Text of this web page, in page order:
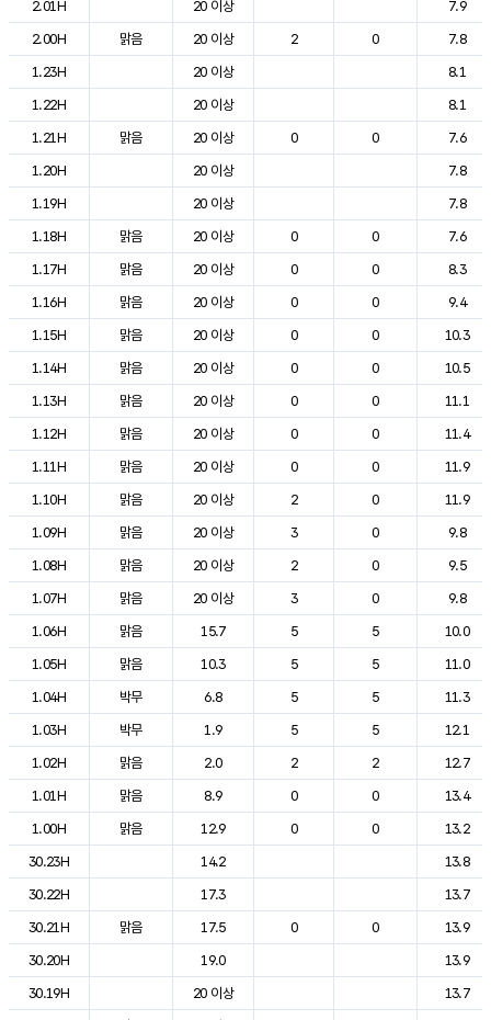
2.01H
20 이상
7.9
2.00H
맑음 20 이상 2 0
7.8
1.23H
20 이상
8.1
1.22H
20 이상
8.1
1.21H
맑음 20 이상 0 0
7.6
1.20H
20 이상
7.8
1.19H
20 이상
7.8
1.18H
맑음 20 이상 0 0
7.6
1.17H
맑음 20 이상 0 0
8.3
1.16H
맑음 20 이상 0 0
9.4
1.15H
맑음 20 이상 0 0
10.3
1.14H
맑음 20 이상 0 0
10.5
1.13H
맑음 20 이상 0 0
11.1
1.12H
맑음 20 이상 0 0
11.4
1.11H
맑음 20 이상 0 0
11.9
1.10H
맑음 20 이상 2 0
11.9
1.09H
맑음 20 이상 3 0
9.8
1.08H
맑음 20 이상 2 0
9.5
1.07H
맑음 20 이상 3 0
9.8
1.06H
맑음 15.7 5 5
10.0
1.05H
맑음 10.3 5 5
11.0
1.04H
박무 6.8 5 5
11.3
1.03H
박무 1.9 5 5
12.1
1.02H
맑음 2.0 2 2
12.7
1.01H
맑음 8.9 0 0
13.4
1.00H
맑음 12.9 0 0
13.2
30.23H
14.2
13.8
30.22H
17.3
13.7
30.21H
맑음 17.5 0 0
13.9
30.20H
19.0
13.9
30.19H
20 이상
13.7